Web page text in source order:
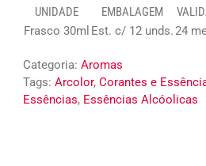
UNIDADE EMBALAGEM
Frasco 30ml Est. c/ 12 unds.24
Categoria: Aromas
Tags: Arcolor, Corantes e
Essências, Essências Alcóolicas